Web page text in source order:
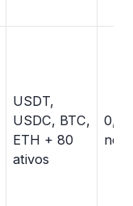
USDT,
USDC, BTC,
ETH + 80
ativos